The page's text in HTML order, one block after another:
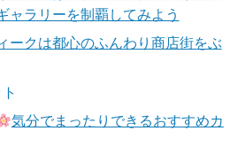
ャラリーを制覇してみよう
ークは都心のふんわり商店街をぶ
気分でまったりできるおすすめカ